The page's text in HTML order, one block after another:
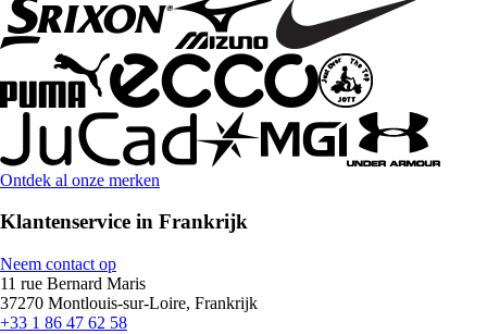
Ontdek al onze merken
Klantenservice in Frankrijk
Neem contact op
11 rue Bernard Maris
37270 Montlouis-sur-Loire, Frankrijk
+33 1 86 47 62 58